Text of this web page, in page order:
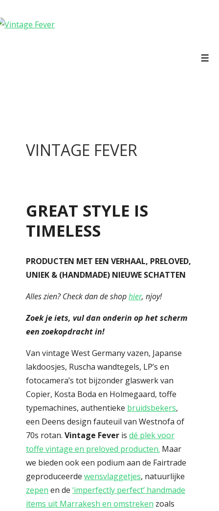
Doorgaan
VINTAGE FEVER
GREAT STYLE IS
TIMELESS
PRODUCTEN MET EEN VERHAAL, PRELOVED,
UNIEK & (HANDMADE) NIEUWE SCHATTEN
Alles zien? Check dan de shophier, njoy!
Zoek je iets, vul dan onderin op het scherm
een zoekopdracht in!
Van vintage West Germany vazen, Japanse
lakdoosjes, Ruscha wandtegels, LP’s en
fotocamera’s tot bijzonder glaswerk van
Copier, Kosta Boda en Holmegaard, toffe
typemachines, authentieke bruidsbekers,
een Deens design fauteuil van Westnofa of
70s rotan. Vintage Fever is dé plek voor
toffe vintage en preloved producten. Maar
we bieden ook een podium aan de Fairtrade
geproduceerde wensvlaggetjes, natuurlijke
zepen en de ‘imperfectly perfect’ handmade
items uit Marrakesh en omstreken zoals